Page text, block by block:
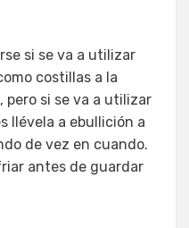
si se va a utilizar
costillas a la
pero si se va a utilizar
llévela a ebullición a
de vez en cuando.
antes de guardar